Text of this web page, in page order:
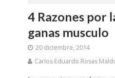
4 Razones por
ganas musculo
20 diciembre, 2014
Carlos Eduardo Rosas